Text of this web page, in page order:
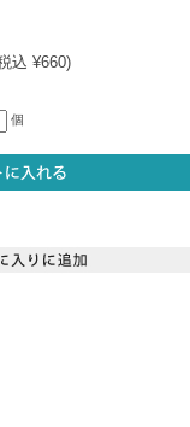
込 ¥660)
個